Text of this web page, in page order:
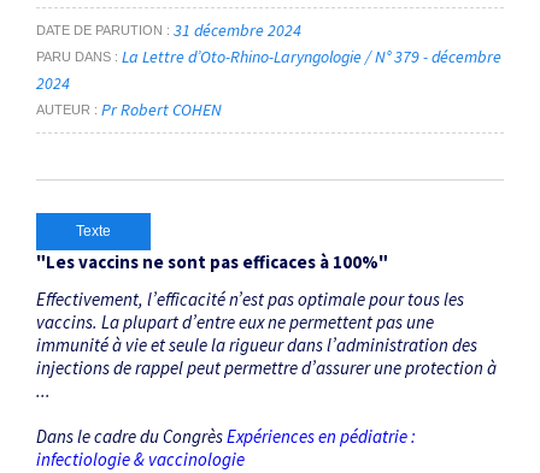
DATE DE PARUTION 31 décembre 2024
PARU DANS
La Lettre d’Oto-Rhino-Laryngologie / N° 379 - décembre
2024
AUTEUR Pr Robert COHEN
Texte
"Les vaccins ne sont pas efficaces à 100%"
Effectivement, l’efficacité n’est pas optimale pour tous les
vaccins. La plupart d’entre eux ne permettent pas une
immunité à vie et seule la rigueur dans l’administration des
injections de rappel peut permettre d’assurer une protection à
...
Dans le cadre du CongrèsExpériences en pédiatrie :
infectiologie & vaccinologie